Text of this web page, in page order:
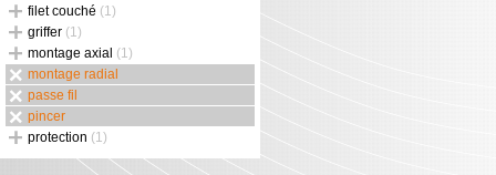
filet couché (1)
griffer (1)
montage axial (1)
montage radial
passe fil
pincer
protection (1)